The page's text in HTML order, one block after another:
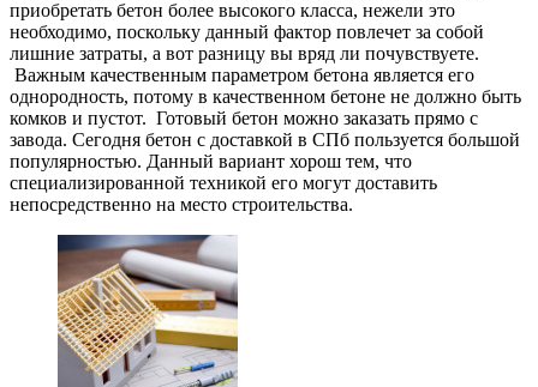
приобретать бетон более высокого класса, нежели это
необходимо, поскольку данный фактор повлечет за собой
лишние затраты, а вот разницу вы вряд ли почувствуете.
Важным качественным параметром бетона является его
однородность, потому в качественном бетоне не должно быть
комков и пустот. Готовый бетон можно заказать прямо с
завода. Сегодня бетон с доставкой в СПб пользуется большой
популярностью. Данный вариант хорош тем, что
специализированной техникой его могут доставить
непосредственно на место строительства.